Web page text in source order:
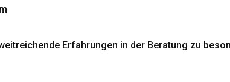
Erfahrungen in der Beratung zu